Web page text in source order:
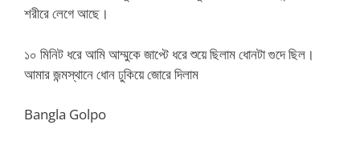
শরীরে লেগে আছে।
১০ মিনিট ধরে আমি আম্মুকে জাপ্টে ধরে শুয়ে ছিলাম ধোনটা গুদে ছিল।
আমার জন্মস্থানে ধোন ঢুকিয়ে জোরে দিলাম
Bangla Golpo